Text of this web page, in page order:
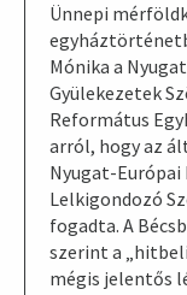
Ünnepi
Mónika a
Gyülekezetek
Református
arról, hogy az
Nyugat-Európai
Lelkigondozó
fogadta. A
szerint a
mégis jelentős